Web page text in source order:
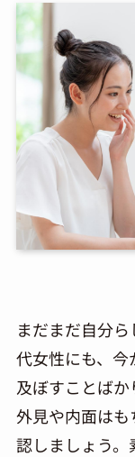
まだまだ自分
代女性にも、
及ぼすことばか
外見や内面は
認しましょう